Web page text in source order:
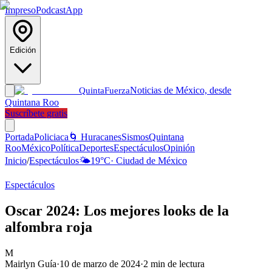
ImpresoPodcastApp
Edición
QuintaFuerzaNoticias de México, desde
Quintana Roo
Suscríbete gratis
PortadaPoliciaca 🌀 HuracanesSismosQuintana
RooMéxicoPolíticaDeportesEspectáculosOpinión
Inicio/Espectáculos🌤️19°C· Ciudad de México
Espectáculos
Oscar 2024: Los mejores looks de la
alfombra roja
M
Mairlyn Guía·10 de marzo de 2024·2 min de lectura